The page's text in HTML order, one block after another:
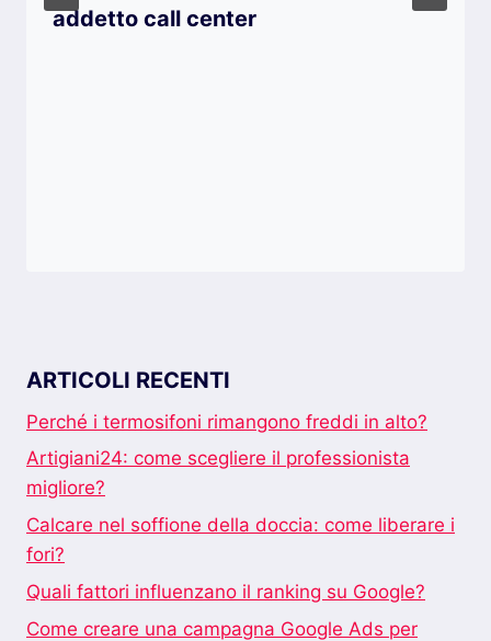
addetto call center
ARTICOLI RECENTI
Perché i termosifoni rimangono freddi in alto?
Artigiani24: come scegliere il professionista
migliore?
Calcare nel soffione della doccia: come liberare i
fori?
Quali fattori influenzano il ranking su Google?
Come creare una campagna Google Ads per